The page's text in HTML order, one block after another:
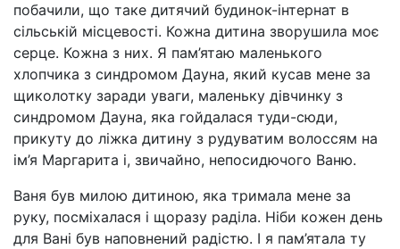
побачили, що таке дитячий будинок-інтернат в
сільській місцевості. Кожна дитина зворушила моє
серце. Кожна з них. Я пам’ятаю маленького
хлопчика з синдромом Дауна, який кусав мене за
щиколотку заради уваги, маленьку дівчинку з
синдромом Дауна, яка гойдалася туди-сюди,
прикуту до ліжка дитину з рудуватим волоссям на
ім’я Маргарита і, звичайно, непосидючого Ваню.
Ваня був милою дитиною, яка тримала мене за
руку, посміхалася і щоразу раділа. Ніби кожен день
для Вані був наповнений радістю. І я пам’ятала ту